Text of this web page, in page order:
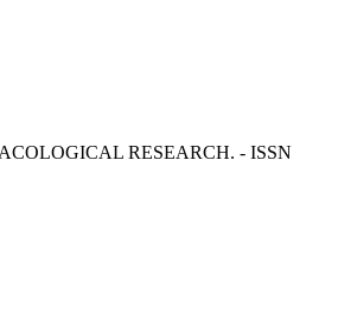
RESEARCH. - ISSN